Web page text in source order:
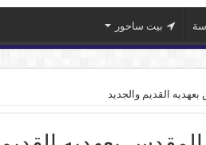
بيت ساحور
القديم والجديد